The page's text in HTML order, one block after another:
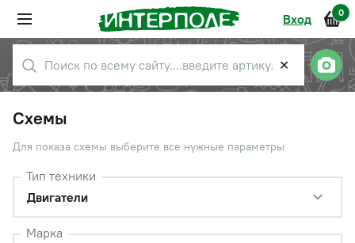
Вход 0
✕
Схемы
Для показа схемы выберите все нужные параметры
Тип техники
Двигатели
Марка